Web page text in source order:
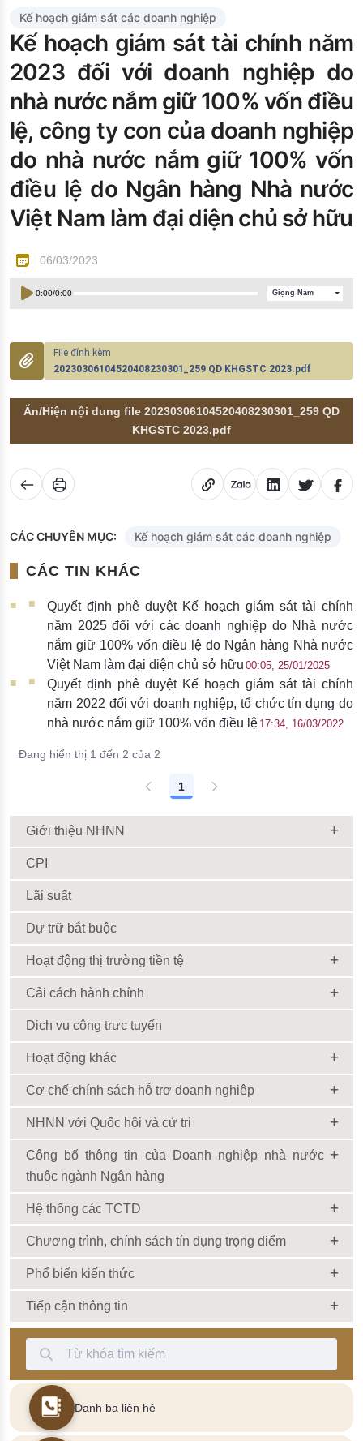
Đào tạo ISO
Kế hoạch giám sát các doanh nghiệp
Kế hoạch giám sát tài chính năm
2023 đối với doanh nghiệp do
nhà nước nắm giữ 100% vốn điều
lệ, công ty con của doanh nghiệp
do nhà nước nắm giữ 100% vốn
điều lệ do Ngân hàng Nhà nước
Việt Nam làm đại diện chủ sở hữu
06/03/2023
0:00/0:00 Giọng Nam
20230306104520408230301_259 QD KHGSTC 2023.pdf
Ẩn/Hiện nội dung file 20230306104520408230301_259 QD
KHGSTC 2023.pdf
CÁC CHUYÊN MỤC: Kế hoạch giám sát các doanh nghiệp
CÁC TIN KHÁC
Quyết định phê duyệt Kế hoạch giám sát tài chính
năm 2025 đối với các doanh nghiệp do Nhà nước
nắm giữ 100% vốn điều lệ do Ngân hàng Nhà nước
Việt Nam làm đại diện chủ sở hữu 00:05, 25/01/2025
Quyết định phê duyệt Kế hoạch giám sát tài chính
năm 2022 đối với doanh nghiệp, tổ chức tín dụng do
nhà nước nắm giữ 100% vốn điều lệ 17:34, 16/03/2022
Đang hiển thị 1 đến 2 của 2
1
Giới thiệu NHNN
CPI
Lãi suất
Dự trữ bắt buộc
Hoạt động thị trường tiền tệ
Cải cách hành chính
Dịch vụ công trực tuyến
Hoạt động khác
Cơ chế chính sách hỗ trợ doanh nghiệp
NHNN với Quốc hội và cử tri
Công bố thông tin của Doanh nghiệp nhà nước
thuộc ngành Ngân hàng
Hệ thống các TCTD
Chương trình, chính sách tín dụng trọng điểm
Phổ biến kiến thức
Tiếp cận thông tin
Thanh Tìm kiếm
Danh bạ liên hệ